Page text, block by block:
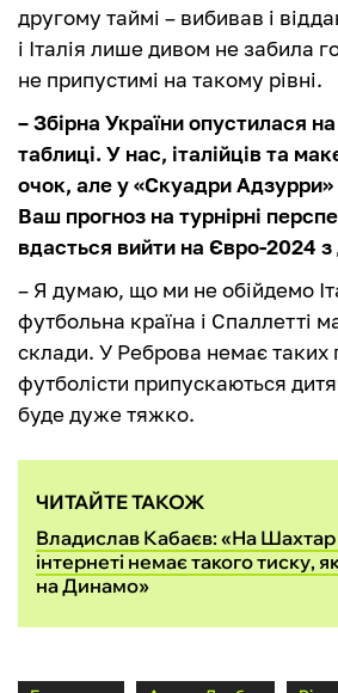
другому таймі – вибивав і
і Італія лише дивом не забила
не припустимі на такому рівні.
– Збірна України опустилася
таблиці. У нас, італійців та
очок, але у «Скуадри Адзурри»
Ваш прогноз на турнірні
вдасться вийти на Євро-2024 з
– Я думаю, що ми не обійдемо
футбольна країна і Спаллетті
склади. У Реброва немає таких
футболісти припускаються
буде дуже тяжко.
ЧИТАЙТЕ ТАКОЖ
Владислав Кабаєв: «На Шахтар
інтернеті немає такого тиску,
на Динамо»